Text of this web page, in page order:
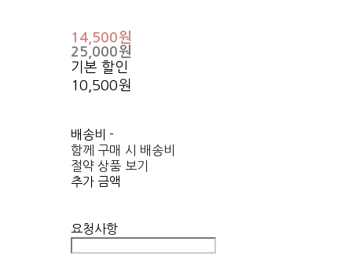
14,500원
25,000원
기본 할인
10,500원
배송비-
함께 구매 시 배송비
절약 상품 보기
추가 금액
요청사항